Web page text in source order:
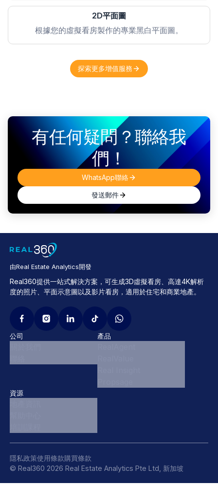
2D平面圖
根據您的虛擬看房製作的專業黑白平面圖。
探索更多增值服務
有任何疑問？聯絡我
們！
WhatsApp聯絡
發送郵件
由Real Estate Analytics開發
Real360提供一站式解決方案，可生成3D虛擬看房、高達4K解析
度的照片、平面示意圖以及影片看房，適用於住宅和商業地產。
公司 產品
資源
© Real360 2026 Real Estate Analytics Pte Ltd, 新加坡
隱私政策使用條款購買條款